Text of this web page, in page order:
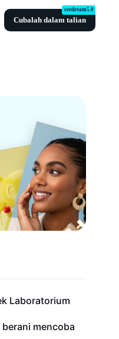
Cubalah dalam talian
seedream5.0
Laboratorium
berani mencoba